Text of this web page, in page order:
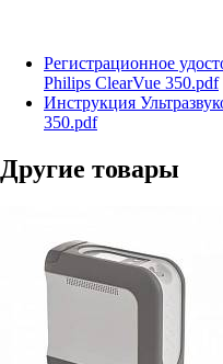
Регистрационное
Philips ClearVue 350.pdf
Инструкция
350.pdf
Другие товары